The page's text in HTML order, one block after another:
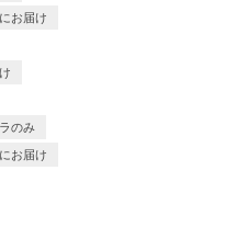
お届け
のみ
お届け